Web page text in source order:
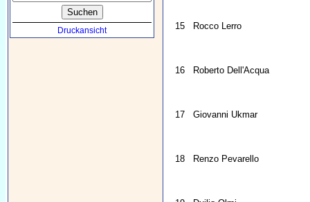
Druckansicht 15 Rocco Lerro
16 Roberto Dell'Acqua
17 Giovanni Ukmar
18 Renzo Pevarello